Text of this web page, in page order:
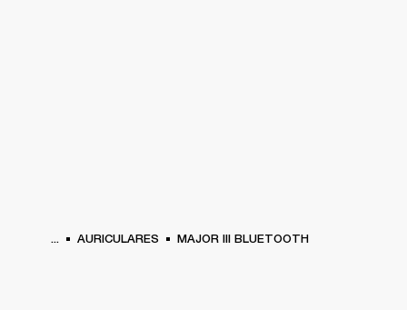
... AURICULARES MAJOR III BLUETOOTH